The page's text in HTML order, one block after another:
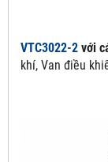
VTC3022-2 với
khí, Van điều